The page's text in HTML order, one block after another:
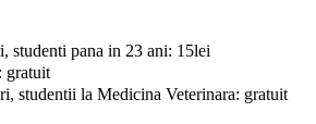
studenti pana in 23 ani: 15lei
gratuit
studentii la Medicina Veterinara: gratuit